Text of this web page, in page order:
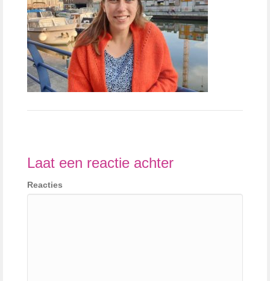
Laat een reactie achter
Reacties